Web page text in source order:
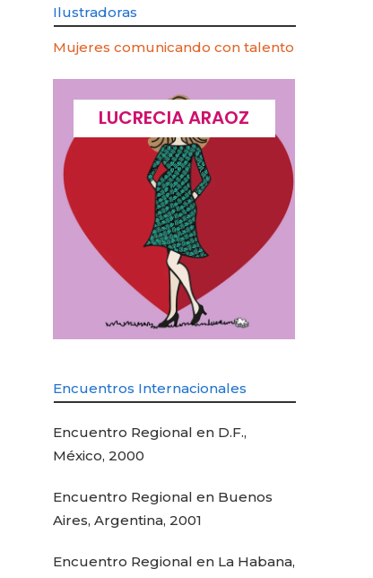
Ilustradoras
Mujeres comunicando con talento
LUCRECIA ARAOZ
Encuentros Internacionales
Encuentro Regional en D.F.,
México, 2000
Encuentro Regional en Buenos
Aires, Argentina, 2001
Encuentro Regional en La Habana,